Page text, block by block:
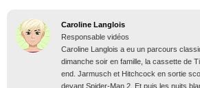
Caroline Langlois
Responsable vidéos
Caroline Langlois a eu un parcours
dimanche soir en famille, la cassette de
end. Jarmusch et Hitchcock en sortie
devant Spider-Man 2. Et puis les nuits